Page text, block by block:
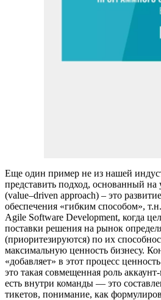
Еще один пример не из нашей
представить подход, основанный
(value–driven approach) – это
обеспечения «гибким способом», т.н.
Agile Software Development, когда
поставки решения на рынок
(приоритезируются) по их
максимальную ценность бизнесу.
«добавляет» в этот процесс
это такая совмещенная роль
есть внутри команды — это
тикетов, понимание, как